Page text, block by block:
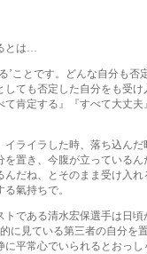
とは…
’ことです。どんな自分も否
しても否定した自分をも受
て肯定する』『すべて大丈夫
イライラした時、落ち込んだ
を置き、今腹が立っているん
んだね、とそのまま受け入れ
氣持ちで。
である清水宏保選手は日頃
に見ている第三者の自分を
に平常心でいられるとおっし